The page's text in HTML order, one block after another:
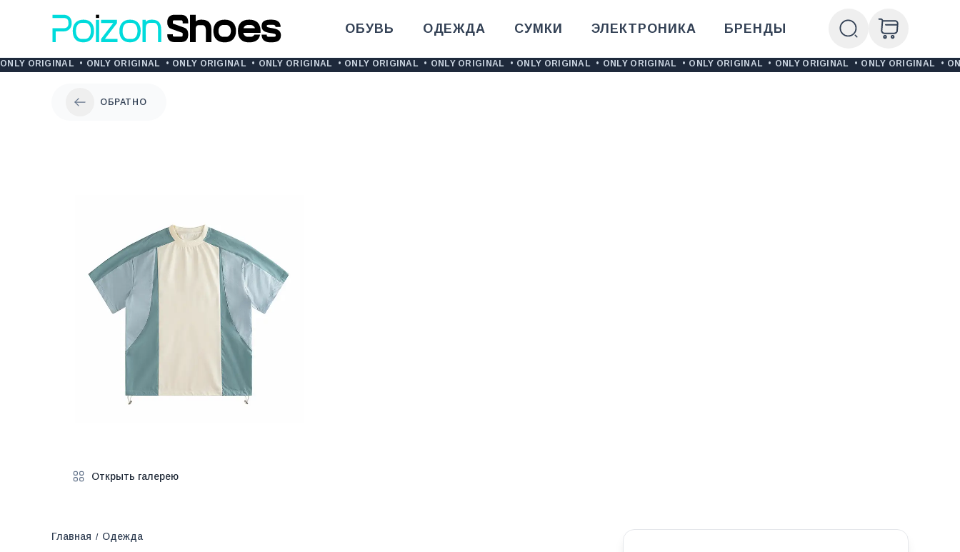
ОБУВЬ ОДЕЖДА СУМКИ ЭЛЕКТРОНИКА БРЕНДЫ
ONLY ORIGINAL • ONLY ORIGINAL • ONLY ORIGINAL • ONLY ORIGINAL • ONLY ORIGINAL • ONLY ORIGINAL • ONLY ORIGINAL • ONLY ORIGINAL • ONLY ORIGINAL • ONLY ORIGINAL • ONLY ORIGINAL •
ОБРАТНО
Открыть галерею
Главная / Одежда